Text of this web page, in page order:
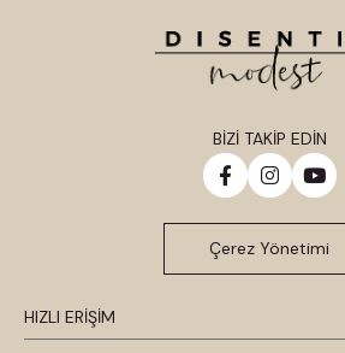
Mankenin üzerindeki ürün 38 bedendir.;
HIZLI ERİŞİM
BİZİ TAKİP EDİN
Çerez Yönetimi